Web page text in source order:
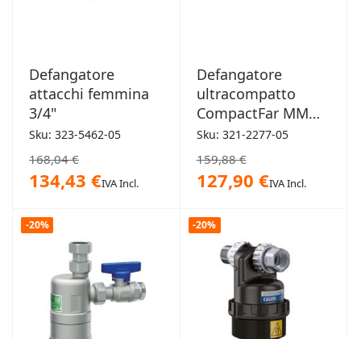
Defangatore
attacchi femmina
3/4"
Sku: 323-5462-05
168,04 €
134,43 €IVA Incl.
Defangatore
ultracompatto
CompactFar MM
3/4" 2277
Sku: 321-2277-05
159,88 €
127,90 €IVA Incl.
-20% -20%